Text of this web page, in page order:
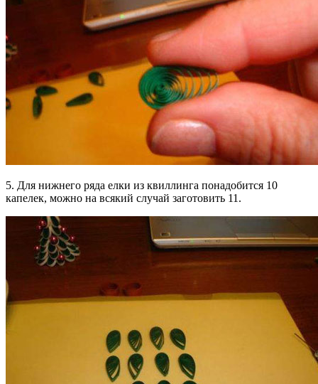
5. Для нижнего ряда елки из квиллинга понадобится 10
капелек, можно на всякий случай заготовить 11.